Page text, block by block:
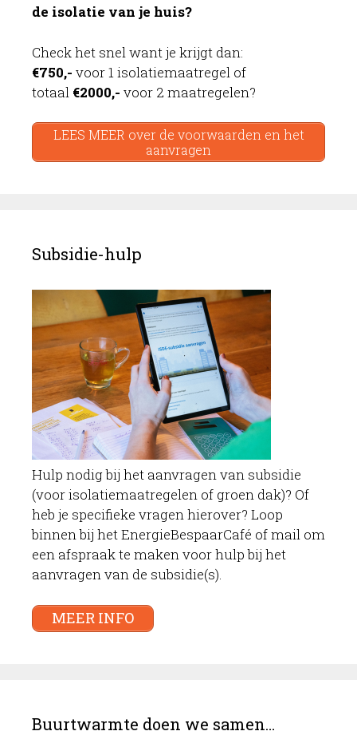
de isolatie van je huis?
Check het snel want je krijgt dan:
€750,- voor 1 isolatiemaatregel of
totaal €2000,- voor 2 maatregelen?
LEES MEER over de voorwaarden en het
aanvragen
Subsidie-hulp
Hulp nodig bij het aanvragen van subsidie
(voor isolatiemaatregelen of groen dak)? Of
heb je specifieke vragen hierover? Loop
binnen bij het EnergieBespaarCafé of mail om
een afspraak te maken voor hulp bij het
aanvragen van de subsidie(s).
MEER INFO
Buurtwarmte doen we samen…